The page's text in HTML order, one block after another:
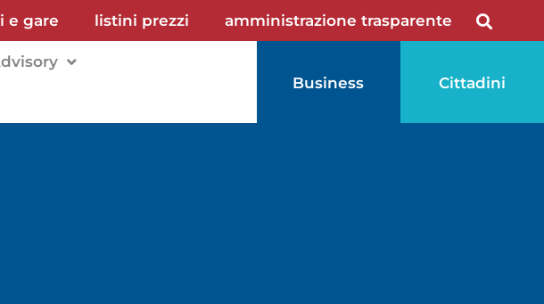
e gare listini prezzi amministrazione trasparente
Business Cittadini